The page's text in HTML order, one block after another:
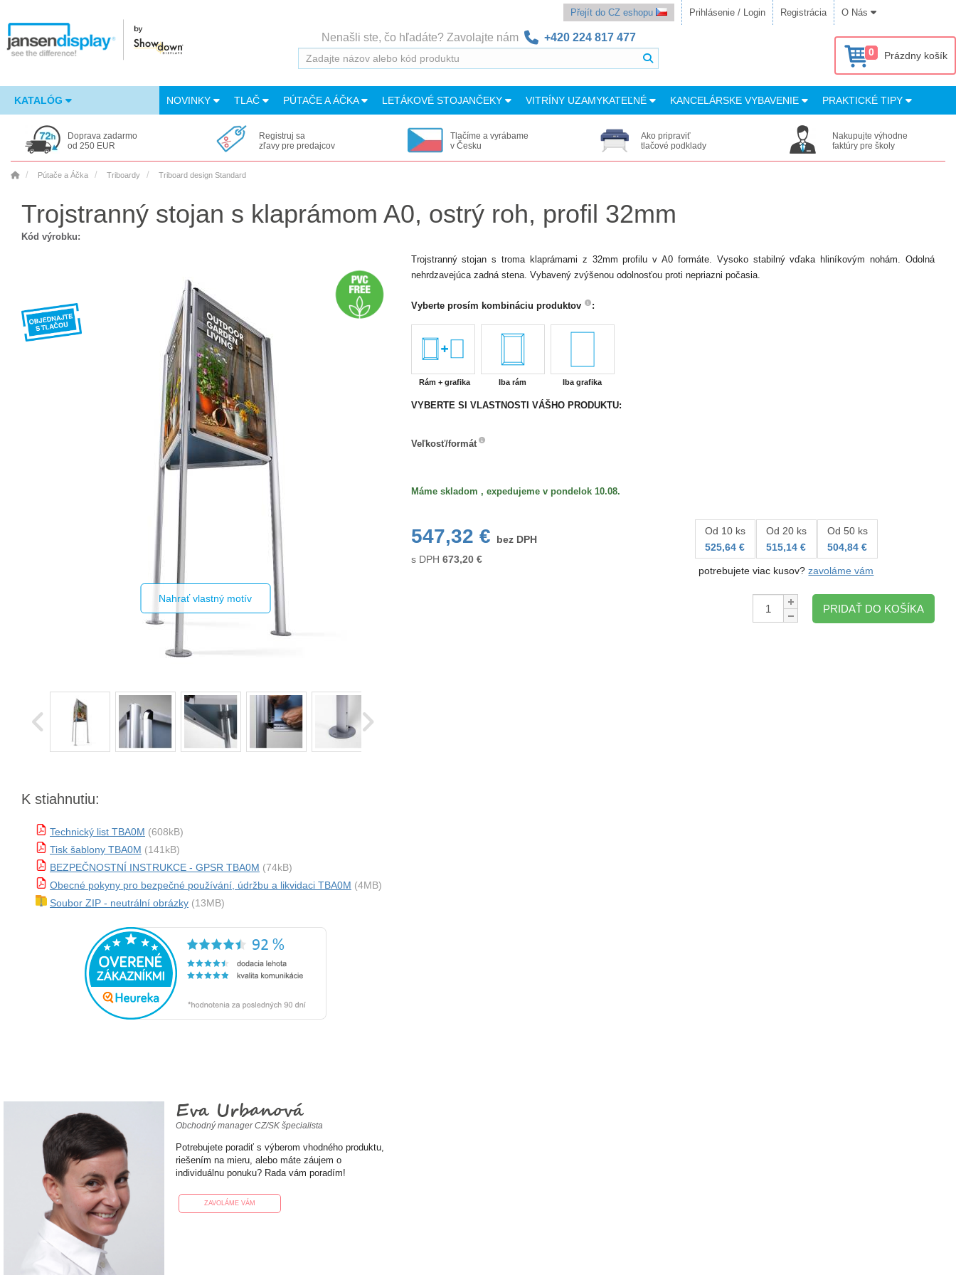
Přejít do CZ eshopu Prihlásenie / Login Registrácia O Nás
Nenašli ste, čo hľadáte? Zavolajte nám +420 224 817 477
0 Prázdny košík
KATALÓG NOVINKY TLAČ PÚTAČE A ÁČKA LETÁKOVÉ STOJANČEKY VITRÍNY UZAMYKATEĽNÉ KANCELÁRSKE VYBAVENIE PRAKTICKÉ TIPY
Doprava zadarmo
od 250 EUR
Registruj sa
zľavy pre predajcov
Tlačíme a vyrábame
v Česku
Ako pripraviť
tlačové podklady
Nakupujte výhodne
faktúry pre školy
Pútače a Áčka Triboardy Triboard design Standard
Trojstranný stojan s klaprámom A0, ostrý roh, profil 32mm
Kód výrobku:
Nahrať vlastný motív
K stiahnutiu:
Technický list TBA0M (608kB)
Tisk šablony TBA0M (141kB)
BEZPEČNOSTNÍ INSTRUKCE - GPSR TBA0M (74kB)
Obecné pokyny pro bezpečné používání, údržbu a likvidaci TBA0M (4MB)
Soubor ZIP - neutrální obrázky (13MB)
Eva Urbanová
Obchodný manager CZ/SK špecialista
Potrebujete poradiť s výberom vhodného produktu,
riešením na mieru, alebo máte záujem o
individuálnu ponuku? Rada vám poradím!
ZAVOLÁME VÁM
Trojstranný stojan s troma klaprámami z 32mm profilu v A0 formáte. Vysoko stabilný vďaka hliníkovým nohám. Odolná
nehrdzavejúca zadná stena. Vybavený zvýšenou odolnosťou proti nepriazni počasia.
Vyberte prosím kombináciu produktov :
Rám + grafika Iba rám Iba grafika
VYBERTE SI VLASTNOSTI VÁŠHO PRODUKTU:
Veľkosť/formát
Máme skladom , expedujeme v pondelok 10.08.
547,32 €
bez DPH
s DPH 673,20€
Od 10 ks
525,64 €
Od 20 ks
515,14 €
Od 50 ks
504,84 €
potrebujete viac kusov?zavoláme vám
Množstvo:
PRIDAŤ DO KOŠÍKA